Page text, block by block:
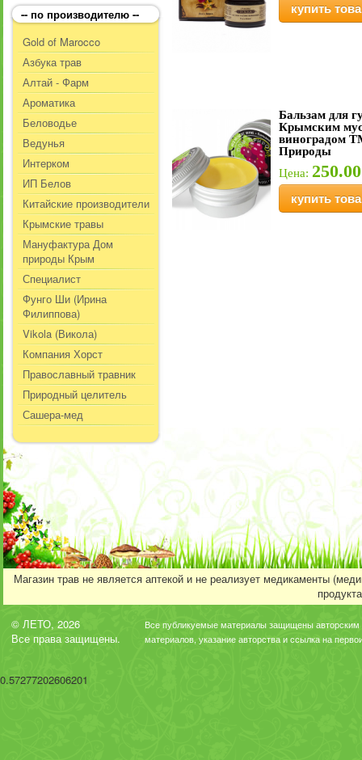
-- по производителю --
Gold of Marocco
Азбука трав
Алтай - Фарм
Ароматика
Беловодье
Ведунья
Интерком
ИП Белов
Китайские производители
Крымские травы
Мануфактура Дом
природы Крым
Специалист
Фунго Ши (Ирина
Филиппова)
Vikola (Викола)
Компания Хорст
Православный травник
Природный целитель
Сашера-мед
купить
Бальзам для
Крымским
виноградом
Природы
Цена:
купить
Магазин трав не является аптекой и не реализует медикаменты
© ЛЕТО, 2026
Все права защищены.
Все публикуемые материалы защищены авторским
материалов, указание авторства и ссылка на
0.57277202606201